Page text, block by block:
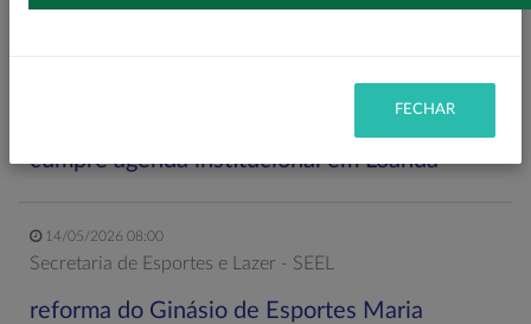
Deputado Federal Toninho Wandscheer
cumpre agenda institucional em Loanda
14/05/2026 08:00
Secretaria de Esportes e Lazer - SEEL
reforma do Ginásio de Esportes Maria
FECHAR